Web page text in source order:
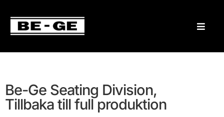
Be-Ge Seating Division,
Tillbaka till full produktion